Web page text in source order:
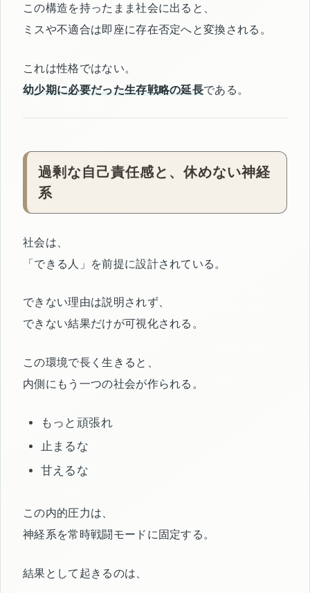
この構造を持ったまま社会に出ると、
ミスや不適合は即座に存在否定へと変換される。
これは性格ではない。
幼少期に必要だった生存戦略の延長である。
過剰な自己責任感と、休めない神経
系
社会は、
「できる人」を前提に設計されている。
できない理由は説明されず、
できない結果だけが可視化される。
この環境で長く生きると、
内側にもう一つの社会が作られる。
もっと頑張れ
止まるな
甘えるな
この内的圧力は、
神経系を常時戦闘モードに固定する。
結果として起きるのは、